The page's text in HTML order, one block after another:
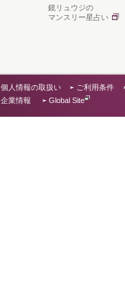
鏡リュウジの
マンスリー星占い
個人情報の取扱い
ご利用条件
企業情報
Global Site